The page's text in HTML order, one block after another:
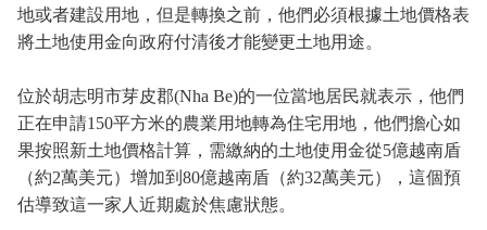
地或者建設用地，但是轉換之前，他們必須根據土地價格表
將土地使用金向政府付清後才能變更土地用途。
位於胡志明市芽皮郡(Nha Be)的一位當地居民就表示，他們
正在申請150平方米的農業用地轉為住宅用地，他們擔心如
果按照新土地價格計算，需繳納的土地使用金從5億越南盾
（約2萬美元）增加到80億越南盾（約32萬美元），這個預
估導致這一家人近期處於焦慮狀態。